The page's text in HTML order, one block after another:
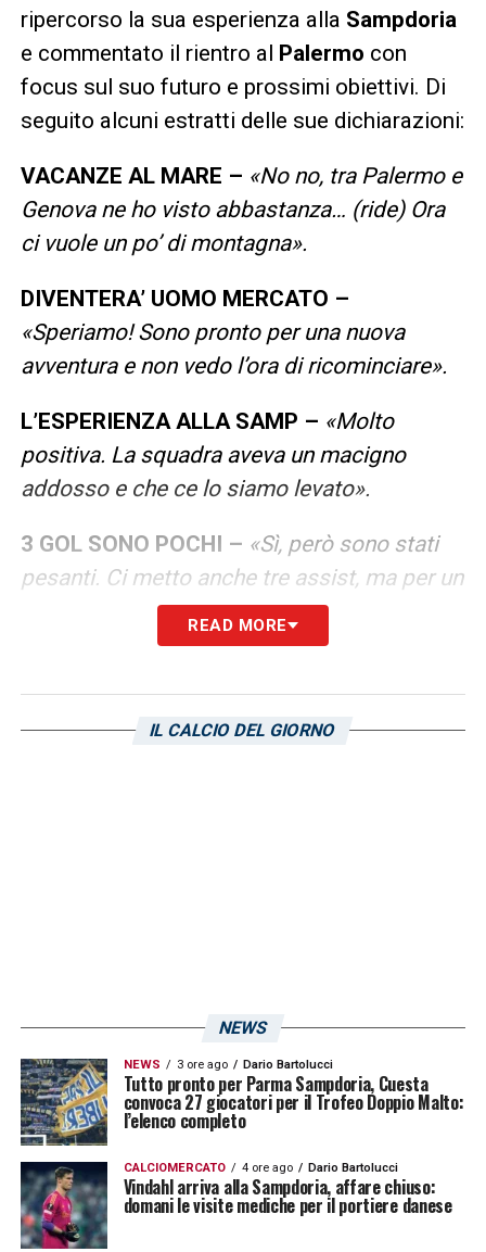
ripercorso la sua esperienza alla Sampdoria
e commentato il rientro al Palermo con
focus sul suo futuro e prossimi obiettivi. Di
seguito alcuni estratti delle sue dichiarazioni:
VACANZE AL MARE – «No no, tra Palermo e
Genova ne ho visto abbastanza… (ride) Ora
ci vuole un po’ di montagna».
DIVENTERA’ UOMO MERCATO –
«Speriamo! Sono pronto per una nuova
avventura e non vedo l’ora di ricominciare».
L’ESPERIENZA ALLA SAMP – «Molto
positiva. La squadra aveva un macigno
addosso e che ce lo siamo levato».
3 GOL SONO POCHI – «Sì, però sono stati
pesanti. Ci metto anche tre assist, ma per un
attaccante il gol è tutto. Ne ho fatti due a
Marassi, e quello segnato sotto la Sud,
succede. Le ho accettate a gennaio e le
accetto ora. Giusto così, soprattutto per il
bene del Palermo».
HA VISTO PALERMO-CATANZARO
«Ovvio! Purtroppo tutto è stato
compromesso all’andata. Al ritorno il
READ MORE
IL CALCIO DEL GIORNO
NEWS
NEWS 3 ore ago Dario Bartolucci
Tutto pronto per Parma Sampdoria, Cuesta
convoca 27 giocatori per il Trofeo Doppio Malto:
l’elenco completo
CALCIOMERCATO 4 ore ago Dario Bartolucci
Vindahl arriva alla Sampdoria, affare chiuso:
domani le visite mediche per il portiere danese